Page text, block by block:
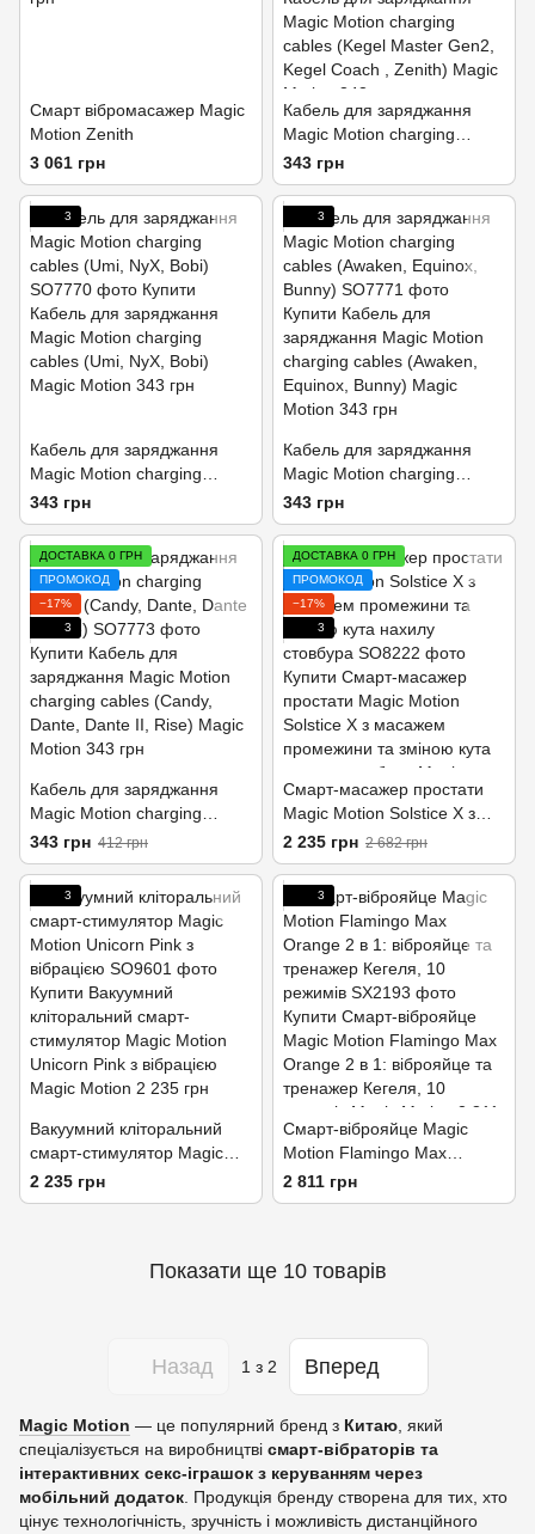
Смарт вібромасажер Magic
Motion Zenith
3 061 грн
Кабель для заряджання
Magic Motion charging
cables (Kegel Master Gen2,
Kegel Coach , Zenith)
343 грн
3
Кабель для заряджання
Magic Motion charging
cables (Umi, NyX, Bobi)
343 грн
3
Кабель для заряджання
Magic Motion charging
cables (Awaken, Equinox,
Bunny)
343 грн
ДОСТАВКА 0 ГРН
ПРОМОКОД
−17%
3
Кабель для заряджання
Magic Motion charging
cables (Candy, Dante, Dante
II, Rise)
343 грн 412 грн
ДОСТАВКА 0 ГРН
ПРОМОКОД
−17%
3
Смарт-масажер простати
Magic Motion Solstice X з
масажем промежини та
зміною кута нахилу
стовбура
2 235 грн 2 682 грн
3
Вакуумний кліторальний
смарт-стимулятор Magic
Motion Unicorn Pink з
вібрацією
2 235 грн
3
Смарт-віброяйце Magic
Motion Flamingo Max
Orange 2 в 1: віброяйце та
тренажер Кегеля, 10
2 811 грн
Показати ще 10 товарів
Назад 1з 2 Вперед
Magic Motion — це популярний бренд з Китаю, який
спеціалізується на виробництві смарт-вібраторів та
інтерактивних секс-іграшок з керуванням через
мобільний додаток. Продукція бренду створена для тих, хто
цінує технологічність, зручність і можливість дистанційного